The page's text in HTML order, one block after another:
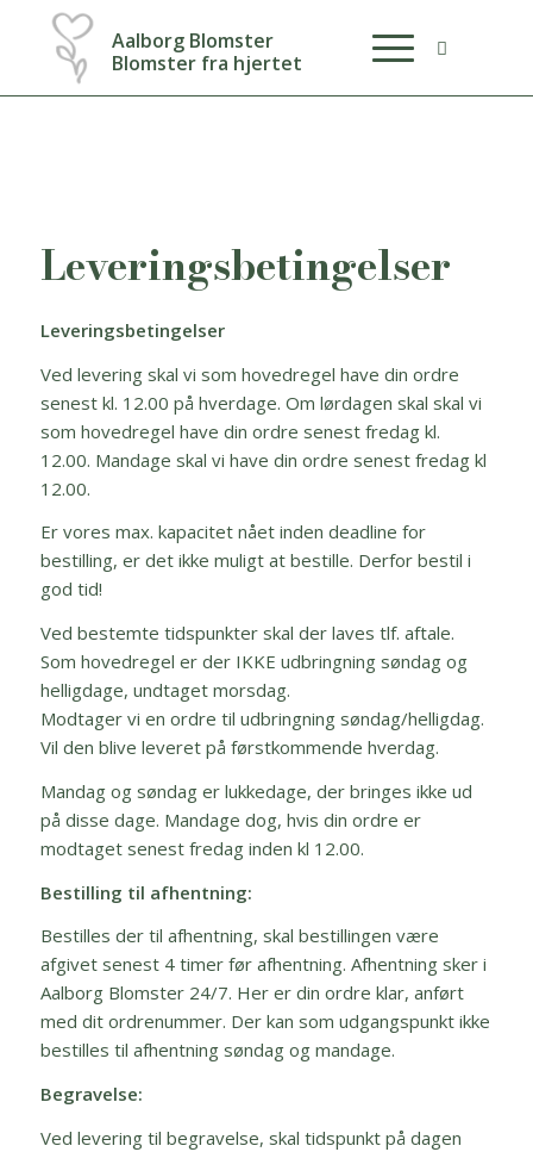
Aalborg Blomster
Blomster fra hjertet
Leveringsbetingelser
Leveringsbetingelser
Ved levering skal vi som hovedregel have din ordre
senest kl. 12.00 på hverdage. Om lørdagen skal skal vi
som hovedregel have din ordre senest fredag kl.
12.00. Mandage skal vi have din ordre senest fredag kl
12.00.
Er vores max. kapacitet nået inden deadline for
bestilling, er det ikke muligt at bestille. Derfor bestil i
god tid!
Ved bestemte tidspunkter skal der laves tlf. aftale.
Som hovedregel er der IKKE udbringning søndag og
helligdage, undtaget morsdag.
Modtager vi en ordre til udbringning søndag/helligdag.
Vil den blive leveret på førstkommende hverdag.
Mandag og søndag er lukkedage, der bringes ikke ud
på disse dage. Mandage dog, hvis din ordre er
modtaget senest fredag inden kl 12.00.
Bestilling til afhentning:
Bestilles der til afhentning, skal bestillingen være
afgivet senest 4 timer før afhentning. Afhentning sker i
Aalborg Blomster 24/7. Her er din ordre klar, anført
med dit ordrenummer. Der kan som udgangspunkt ikke
bestilles til afhentning søndag og mandage.
Begravelse:
Ved levering til begravelse, skal tidspunkt på dagen